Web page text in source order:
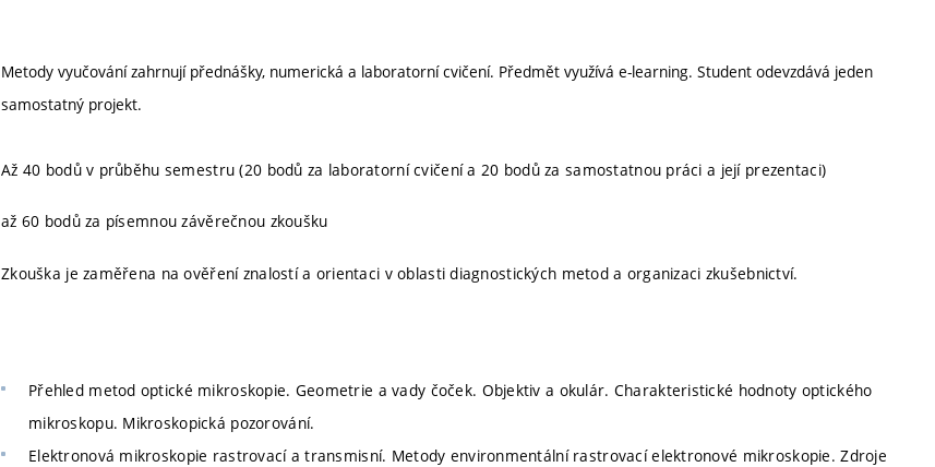
Metody vyučování zahrnují přednášky, numerická a laboratorní cvičení. Předmět využívá e-learning. Student odevzdává jeden
samostatný projekt.
Až 40 bodů v průběhu semestru (20 bodů za laboratorní cvičení a 20 bodů za samostatnou práci a její prezentaci)
až 60 bodů za písemnou závěrečnou zkoušku
Zkouška je zaměřena na ověření znalostí a orientaci v oblasti diagnostických metod a organizaci zkušebnictví.
Přehled metod optické mikroskopie. Geometrie a vady čoček. Objektiv a okulár. Charakteristické hodnoty optického
mikroskopu. Mikroskopická pozorování.
Elektronová mikroskopie rastrovací a transmisní. Metody environmentální rastrovací elektronové mikroskopie. Zdroje